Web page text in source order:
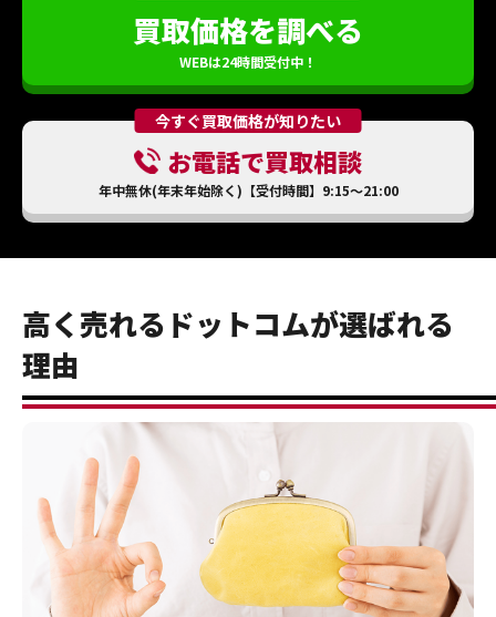
買取価格を調べる
WEBは24時間受付中！
今すぐ買取価格が知りたい
お電話で買取相談
年中無休(年末年始除く)【受付時間】9:15～21:00
高く売れるドットコムが選ばれる
理由